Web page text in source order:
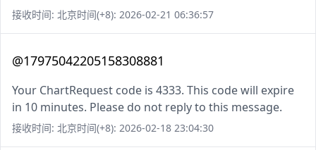
接收时间: 北京时间(+8): 2026-02-21 06:36:57
@17975042205158308881
Your ChartRequest code is 4333. This code will expire
in 10 minutes. Please do not reply to this message.
接收时间: 北京时间(+8): 2026-02-18 23:04:30